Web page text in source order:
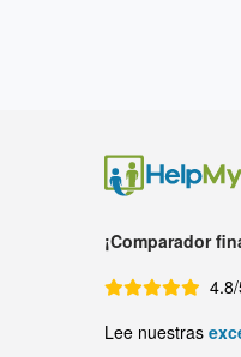
¡Comparador
Lee nuestras